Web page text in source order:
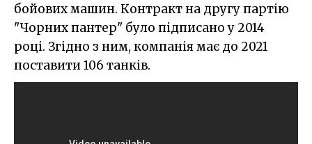
бойових машин. Контракт на другу партію
"Чорних пантер" було підписано у 2014
році. Згідно з ним, компанія має до 2021
поставити 106 танків.